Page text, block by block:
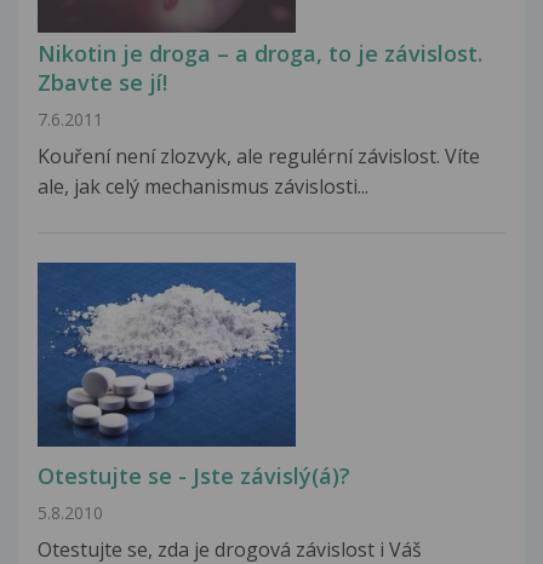
Nikotin je droga – a droga, to je závislost.
Zbavte se jí!
7.6.2011
Kouření není zlozvyk, ale regulérní závislost. Víte
ale, jak celý mechanismus závislosti...
Otestujte se - Jste závislý(á)?
5.8.2010
Otestujte se, zda je drogová závislost i Váš